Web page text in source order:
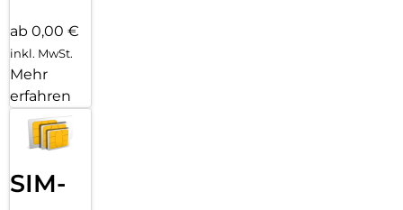
ab 0,00 €
inkl. MwSt.
Mehr
erfahren
SIM-